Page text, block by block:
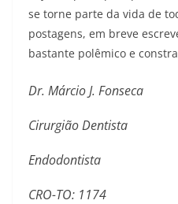
se torne parte da vida de
postagens, em breve
bastante polêmico e
Dr. Márcio J. Fonseca
Cirurgião Dentista
Endodontista
CRO-TO: 1174